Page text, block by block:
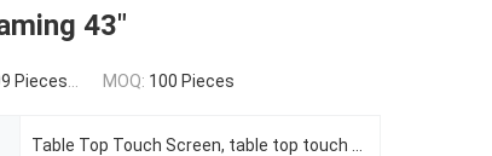
43"
Pieces) MOQ: 100 Pieces